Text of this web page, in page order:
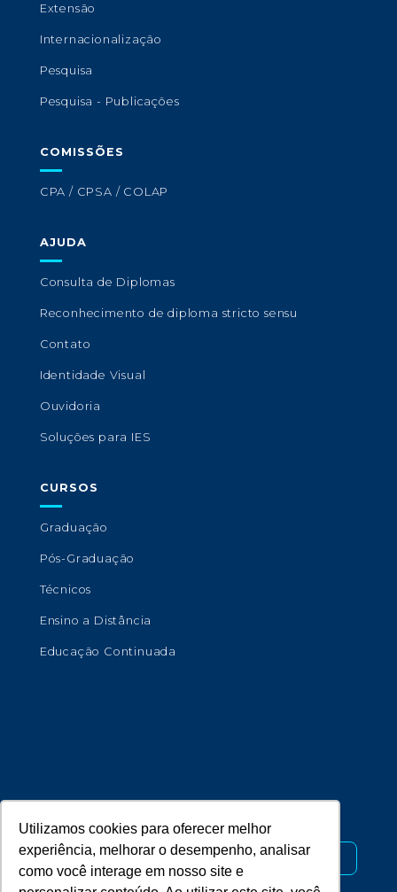
Utilizamos cookies para oferecer melhor
experiência, melhorar o desempenho, analisar
como você interage em nosso site e
Extensão
Internacionalização
Pesquisa
Pesquisa - Publicações
COMISSÕES
CPA / CPSA / COLAP
AJUDA
Consulta de Diplomas
Reconhecimento de diploma stricto sensu
Contato
Identidade Visual
Ouvidoria
Soluções para IES
CURSOS
Graduação
Pós-Graduação
Técnicos
Ensino a Distância
Educação Continuada
Desenvolvido por